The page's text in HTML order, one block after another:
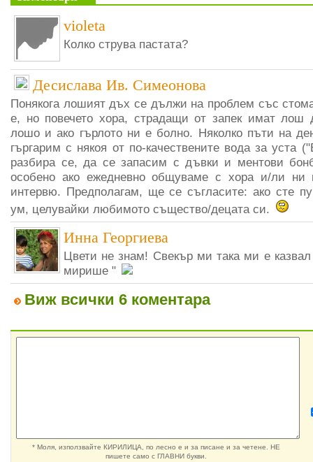
violeta
Колко струва пастата?
Десислава Ив. Симеонова
Понякога лошият дъх се дължи на проблем със
е, но повечето хора, страдащи от запек имат
лошо и ако гърлото ни е болно. Няколко пъти на
гъргарим с някоя от по-качествените вода за уста
разбира се, да се запасим с дъвки и ментови
особено ако ежедневно общуваме с хора и/ли ни
интервю. Предполагам, ще се съгласите: ако сте
ум, целувайки любимото същество/децата си.
Инна Георгиева
Цвети не знам! Свекър ми така ми е
мирише "
Виж всички 6 коментара
* Моля, използвайте КИРИЛИЦА, по лесно е и за писане и за четене. НЕ
пишете само с ГЛАВНИ букви.